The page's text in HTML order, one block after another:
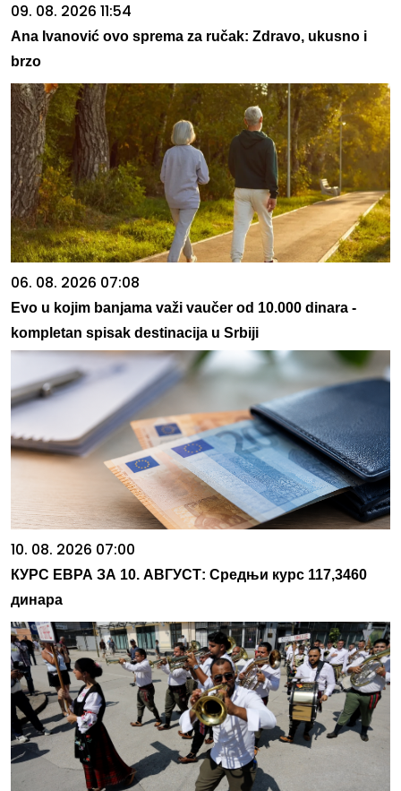
09. 08. 2026 11:54
Ana Ivanović ovo sprema za ručak: Zdravo, ukusno i
brzo
06. 08. 2026 07:08
Evo u kojim banjama važi vaučer od 10.000 dinara -
kompletan spisak destinacija u Srbiji
10. 08. 2026 07:00
КУРС ЕВРА ЗА 10. АВГУСТ: Средњи курс 117,3460
динара